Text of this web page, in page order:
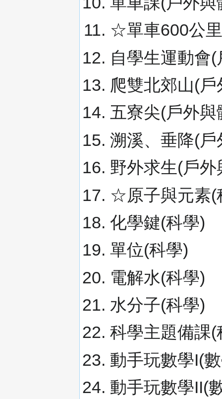
☆單車600公
自學生運動會
爬雙北郊山(
五寮尖(戶外與
溯溪、垂降(
野外求生(戶
☆原子與元素(
化學鍵(科學)
單位(科學)
電解水(科學)
水分子(科學)
科學主題備課(
動手玩數學I(
動手玩數學II(